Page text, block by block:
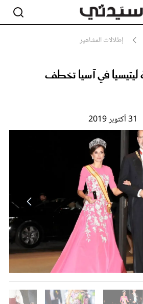
إطلالات المشاهير
في آسيا تخطف
31 أكتوبر 2019